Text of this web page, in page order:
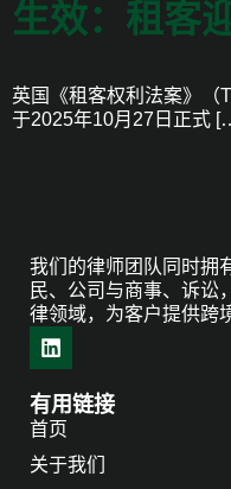
生效：租客
英国《租客权利法案》（
于2025年10月27日正式
我们的律师团队同时拥
民、公司与商事、诉讼
律领域，为客户提供跨
有用链接
首页
关于我们